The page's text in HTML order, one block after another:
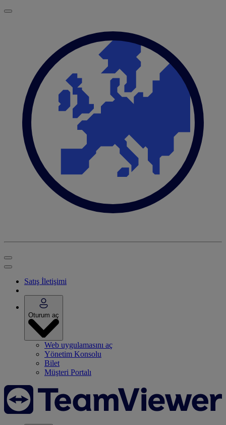
Satış İletişimi
Oturum aç
Web uygulamasını aç
Yönetim Konsolu
Bilet
Müşteri Portalı